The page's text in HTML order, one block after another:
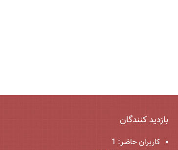
بازدید کنندگان
کاربران حاضر: 1